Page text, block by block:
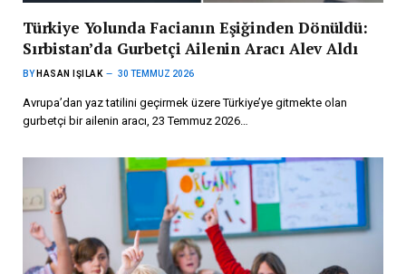
Türkiye Yolunda Facianın Eşiğinden Dönüldü:
Sırbistan’da Gurbetçi Ailenin Aracı Alev Aldı
BY HASAN IŞILAK 30 TEMMUZ 2026
Avrupa’dan yaz tatilini geçirmek üzere Türkiye’ye gitmekte olan
gurbetçi bir ailenin aracı, 23 Temmuz 2026…